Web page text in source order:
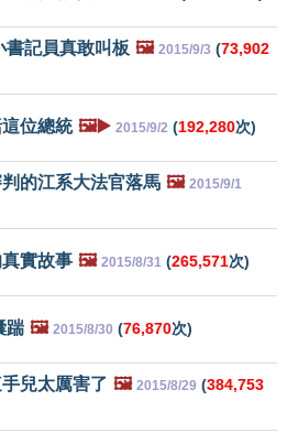
書記員真敢叫板 🖼️ 2015/9/3 (73,902
位總統 🖼️▶️ 2015/9/2 (192,280次)
的江系大法官落馬 🖼️ 2015/9/1
實故事 🖼️ 2015/8/31 (265,571次)
踹 🖼️ 2015/8/30 (76,870次)
兒太厲害了 🖼️ 2015/8/29 (384,753